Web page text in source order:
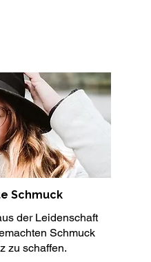
Schmuck
der Leidenschaft
Schmuck
zu schaffen.